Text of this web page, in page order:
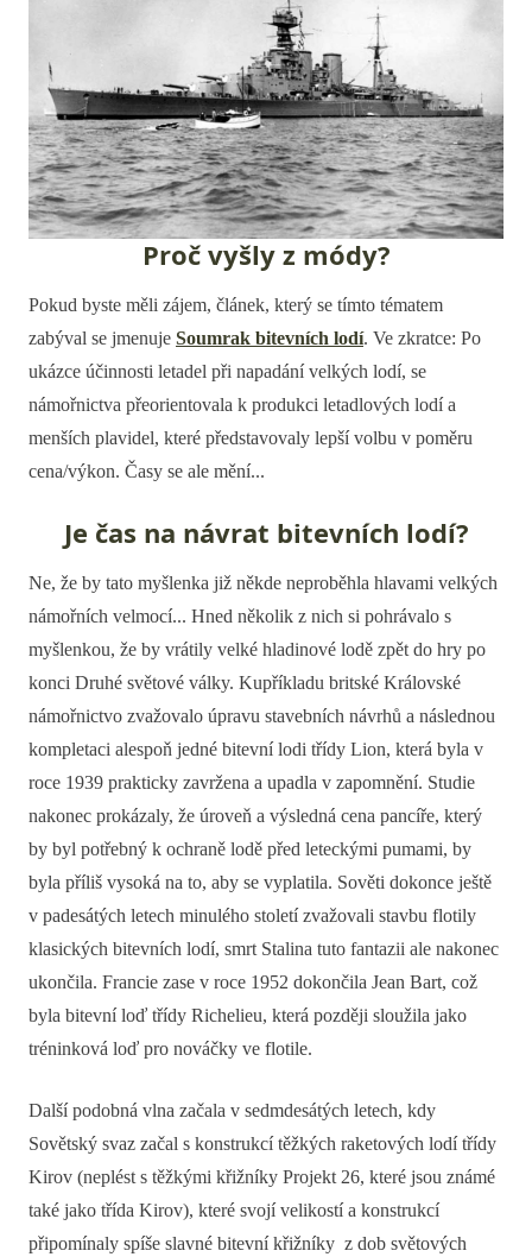
Proč vyšly z módy?
Pokud byste měli zájem, článek, který se tímto tématem
zabýval se jmenuje Soumrak bitevních lodí. Ve zkratce: Po
ukázce účinnosti letadel při napadání velkých lodí, se
námořnictva přeorientovala k produkci letadlových lodí a
menších plavidel, které představovaly lepší volbu v poměru
cena/výkon. Časy se ale mění...
Je čas na návrat bitevních lodí?
Ne, že by tato myšlenka již někde neproběhla hlavami velkých
námořních velmocí... Hned několik z nich si pohrávalo s
myšlenkou, že by vrátily velké hladinové lodě zpět do hry po
konci Druhé světové války. Kupříkladu britské Královské
námořnictvo zvažovalo úpravu stavebních návrhů a následnou
kompletaci alespoň jedné bitevní lodi třídy Lion, která byla v
roce 1939 prakticky zavržena a upadla v zapomnění. Studie
nakonec prokázaly, že úroveň a výsledná cena pancíře, který
by byl potřebný k ochraně lodě před leteckými pumami, by
byla příliš vysoká na to, aby se vyplatila. Sověti dokonce ještě
v padesátých letech minulého století zvažovali stavbu flotily
klasických bitevních lodí, smrt Stalina tuto fantazii ale nakonec
ukončila. Francie zase v roce 1952 dokončila Jean Bart, což
byla bitevní loď třídy Richelieu, která později sloužila jako
tréninková loď pro nováčky ve flotile.
Další podobná vlna začala v sedmdesátých letech, kdy
Sovětský svaz začal s konstrukcí těžkých raketových lodí třídy
Kirov (neplést s těžkými křižníky Projekt 26, které jsou známé
také jako třída Kirov), které svojí velikostí a konstrukcí
připomínaly spíše slavné bitevní křižníky z dob světových